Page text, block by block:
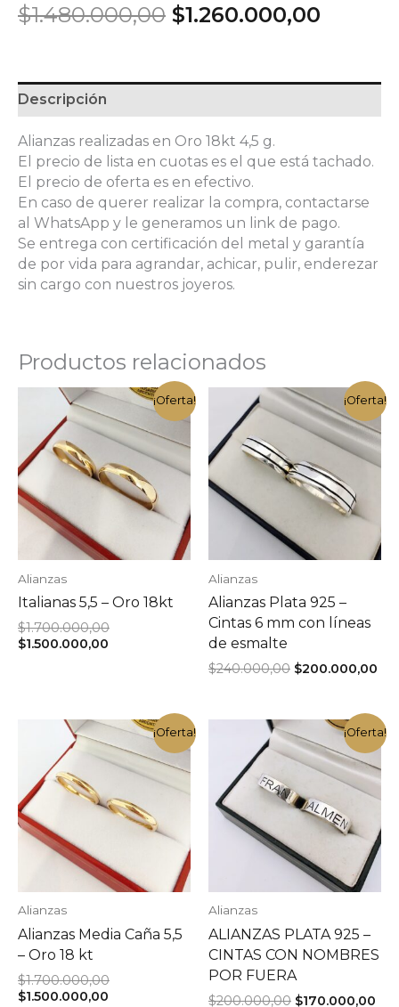
$1.480.000,00 El
era:
$1.260.000,00
es:
Descripción
Alianzas realizadas en Oro 18kt 4,5 g.
El precio de lista en cuotas es el que está tachado.
El precio de oferta es en efectivo.
En caso de querer realizar la compra, contactarse
al WhatsApp y le generamos un link de pago.
Se entrega con certificación del metal y garantía
de por vida para agrandar, achicar, pulir, enderezar
sin cargo con nuestros joyeros.
Productos relacionados
¡Oferta!
Alianzas
Italianas 5,5 – Oro 18kt
$1.700.000,00El
$1.500.000,00
¡Oferta!
Alianzas
Alianzas Plata 925 –
Cintas 6 mm con líneas
de esmalte
$240.000,00 El
era:
$240.000,00.
$200.000,00
es:
¡Oferta!
Alianzas
Alianzas Media Caña 5,5
– Oro 18 kt
$1.700.000,00El
$1.500.000,00
¡Oferta!
Alianzas
ALIANZAS PLATA 925 –
CINTAS CON NOMBRES
POR FUERA
$200.000,00 El
$170.000,00